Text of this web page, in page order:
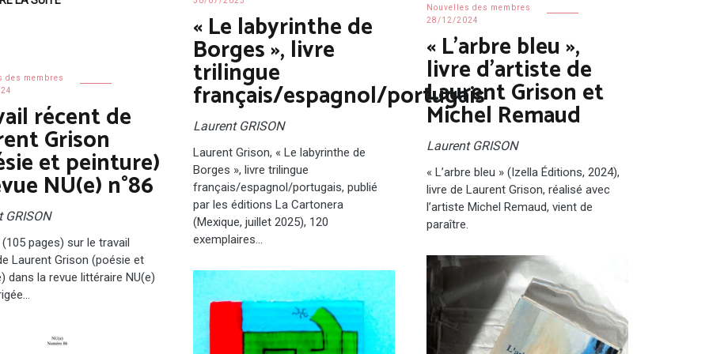
« Le labyrinthe de
Borges », livre
trilingue
français/espagnol/portugais
Laurent GRISON
Laurent Grison, « Le labyrinthe de
Borges », livre trilingue
français/espagnol/portugais, publié
par les éditions La Cartonera
(Mexique, juillet 2025), 120
exemplaires…
Nouvelles des membres
28/12/2024
« L’arbre bleu »,
livre d’artiste de
Laurent Grison et
Michel Remaud
Laurent GRISON
« L’arbre bleu » (Izella Éditions, 2024),
livre de Laurent Grison, réalisé avec
l’artiste Michel Remaud, vient de
paraître.
des membres
récent de
Grison
et peinture)
NU(e) n°86
GRISON
pages) sur le travail
Laurent Grison (poésie et
dans la revue littéraire NU(e)